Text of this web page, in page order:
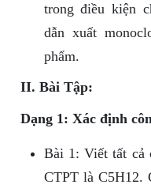
trong điều kiện
dẫn xuất
phẩm.
II. Bài Tập:
Dạng 1: Xác định
Bài 1: Viết tất cả
CTPT là C5H12.